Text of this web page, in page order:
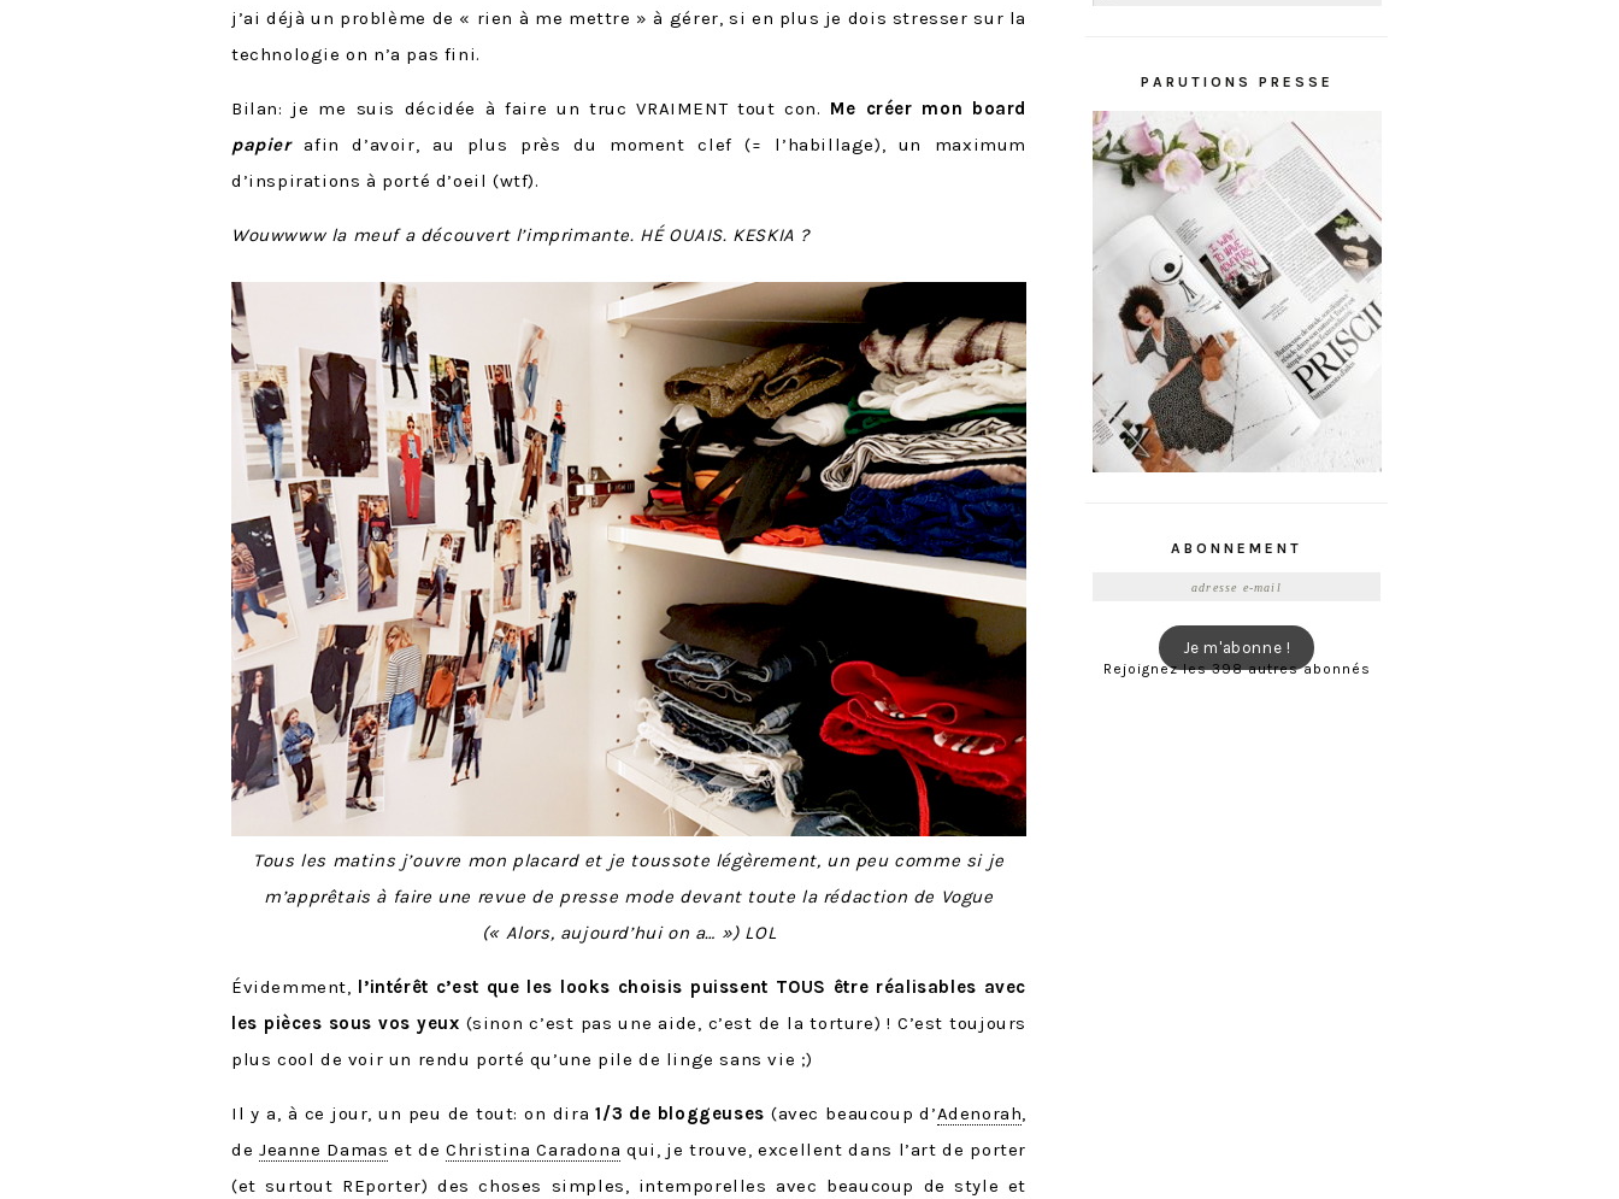
j’ai déjà un problème de « rien à me mettre » à gérer, si en plus je dois stresser sur la
technologie on n’a pas fini.
Bilan: je me suis décidée à faire un truc VRAIMENT tout con. Me créer mon board
papierafin d’avoir, au plus près du moment clef (= l’habillage), un maximum
d’inspirations à porté d’oeil (wtf).
Wouwwww la meuf a découvert l’imprimante. HÉ OUAIS. KESKIA ?
Tous les matins j’ouvre mon placard et je toussote légèrement, un peu comme si je
m’apprêtais à faire une revue de presse mode devant toute la rédaction de Vogue
(« Alors, aujourd’hui on a… ») LOL
Évidemment, l’intérêt c’est que les looks choisis puissent TOUS être réalisables avec
les pièces sous vos yeux (sinon c’est pas une aide, c’est de la torture) ! C’est toujours
plus cool de voir un rendu porté qu’une pile de linge sans vie ;)
Il y a, à ce jour, un peu de tout: on dira1/3 de bloggeuses (avec beaucoup d’Adenorah,
de Jeanne Damas et deChristina Caradona qui, je trouve, excellent dans l’art de porter
(et surtout REporter) des choses simples, intemporelles avec beaucoup de style et
PARUTIONS PRESSE
ABONNEMENT
Je m'abonne !
Rejoignez les 398 autres abonnés